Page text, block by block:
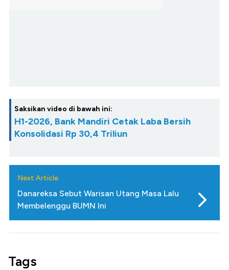
Saksikan video di bawah ini:
H1-2026, Bank Mandiri Cetak Laba Bersih
Konsolidasi Rp 30,4 Triliun
Next Article
Danareksa Sebut Warisan Utang Masa Lalu
Membelenggu BUMN Ini
Tags